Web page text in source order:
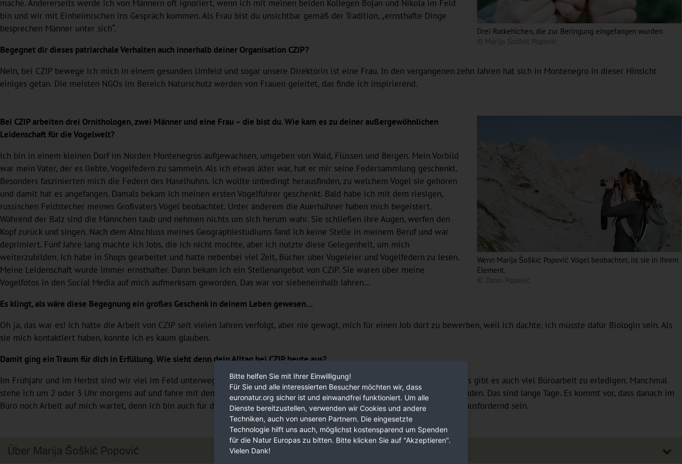
Drei Rotkehlchen, die zur Beringung eingefangen wurden
© Marija Šoškić Popović
mache. Andererseits werde ich von Männern oft ignoriert, wenn ich mit meinen beiden Kollegen Bojan und Nikola im Feld
bin und wir mit Einheimischen ins Gespräch kommen. Als Frau bist du unsichtbar gemäß der Tradition, „ernsthafte Dinge
besprechen Männer unter sich“.
Begegnet dir dieses patriarchale Verhalten auch innerhalb deiner Organisation CZIP?
Nein, bei CZIP bewege ich mich in einem gesunden Umfeld und sogar unsere Direktorin ist eine Frau. In den vergangenen zehn Jahren hat sich in Montenegro in dieser Hinsicht
einiges getan. Die meisten NGOs im Bereich Naturschutz werden von Frauen geleitet, das finde ich inspirierend.
Wenn Marija Šoškić Popović Vögel beobachtet, ist sie in ihrem
Element.
© Zoran Popović
Bei CZIP arbeiten drei Ornithologen, zwei Männer und eine Frau – die bist du. Wie kam es zu deiner außergewöhnlichen
Leidenschaft für die Vogelwelt?
Ich bin in einem kleinen Dorf im Norden Montenegros aufgewachsen, umgeben von Wald, Flüssen und Bergen. Mein Vorbild
war mein Vater, der es liebte, Vogelfedern zu sammeln. Als ich etwas älter war, hat er mir seine Federsammlung geschenkt.
Besonders faszinierten mich die Federn des Haselhuhns. Ich wollte unbedingt herausfinden, zu welchem Vogel sie gehören
und damit hat es angefangen. Damals bekam ich meinen ersten Vogelführer geschenkt. Bald habe ich mit dem riesigen,
russischen Feldstecher meines Großvaters Vögel beobachtet. Unter anderem die Auerhühner haben mich begeistert.
Während der Balz sind die Männchen taub und nehmen nichts um sich herum wahr. Sie schließen ihre Augen, werfen den
Kopf zurück und singen. Nach dem Abschluss meines Geographiestudiums fand ich keine Stelle in meinem Beruf und war
deprimiert. Fünf Jahre lang machte ich Jobs, die ich nicht mochte, aber ich nutzte diese Gelegenheit, um mich
weiterzubilden. Ich habe in Shops gearbeitet und hatte nebenbei viel Zeit, Bücher über Vogeleier und Vogelfedern zu lesen.
Meine Leidenschaft wurde immer ernsthafter. Dann bekam ich ein Stellenangebot von CZIP. Sie waren über meine
Vogelfotos in den Social Media auf mich aufmerksam geworden. Das war vor siebeneinhalb Jahren…
Es klingt, als wäre diese Begegnung ein großes Geschenk in deinem Leben gewesen…
Oh ja, das war es! Ich hatte die Arbeit von CZIP seit vielen Jahren verfolgt, aber nie gewagt, mich für einen Job dort zu bewerben, weil ich dachte, ich müsste dafür Biologin sein. Als
sie mich kontaktiert haben, konnte ich es kaum glauben.
Damit ging ein Traum für dich in Erfüllung. Wie sieht denn dein Alltag bei CZIP heute aus?
Im Frühjahr und im Herbst sind wir viel im Feld unterwegs, machen Vogelmonitoring, beringen Vögel, aber den Rest des Jahres gibt es auch viel Büroarbeit zu erledigen. Manchmal
stehe ich um 2 oder 3 Uhr morgens auf und fahre mit dem Auto zwei Stunden lang zum Vogelmonitoring nach Norden oder Süden. Das sind lange Tage. Es kommt vor, dass danach im
Büro noch Arbeit auf mich wartet, denn ich bin auch für die Koordination von drei Projekten zuständig. Das kann ziemlich herausfordernd sein.
Über Marija Šoškić Popović
Bitte helfen Sie mit Ihrer Einwilligung!
Für Sie und alle interessierten Besucher möchten wir, dass
euronatur.org sicher ist und einwandfrei funktioniert. Um alle
Dienste bereitzustellen, verwenden wir Cookies und andere
Techniken, auch von unseren Partnern. Die eingesetzte
Technologie hilft uns auch, möglichst kostensparend um Spenden
für die Natur Europas zu bitten. Bitte klicken Sie auf "Akzeptieren".
Vielen Dank!